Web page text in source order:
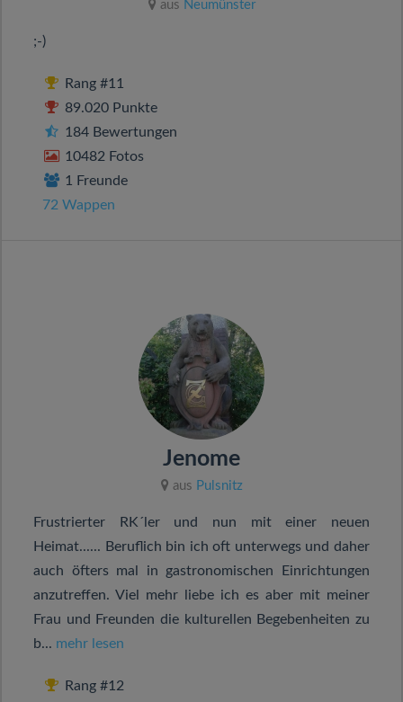
aus Neumünster
;-)
Rang #11
89.020 Punkte
184 Bewertungen
10482 Fotos
1 Freunde
72 Wappen
Jenome
aus Pulsnitz
Frustrierter RK´ler und nun mit einer neuen
Heimat...... Beruflich bin ich oft unterwegs und daher
auch öfters mal in gastronomischen Einrichtungen
anzutreffen. Viel mehr liebe ich es aber mit meiner
Frau und Freunden die kulturellen Begebenheiten zu
b... mehr lesen
Rang #12